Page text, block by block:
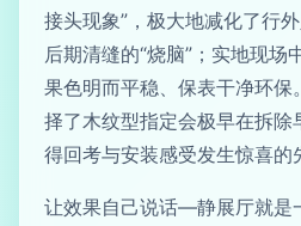
接头现象”，极大地减化了行
后期清缝的“烧脑”；实地现场
果色明而平稳、保表干净环保
择了木纹型指定会极早在拆除
得回考与安装感受发生惊喜的
让效果自己说话—静展厅就是